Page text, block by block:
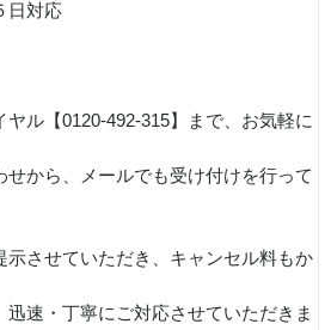
日対応
ル【0120-492-315】まで、お気軽に
せから、メールでも受け付けを行って
示させていただき、キャンセル料もか
迅速・丁寧にご対応させていただきま